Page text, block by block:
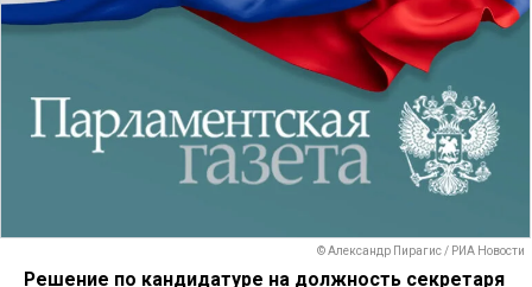
© Александр Пирагис / РИА Новости
Решение по кандидатуре на должность секретаря